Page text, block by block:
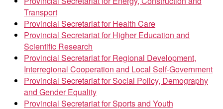
Transport
Provincial Secretariat for Health Care
Provincial Secretariat for Higher Education and
Scientific Research
Provincial Secretariat for Regional Development,
Interregional Cooperation and Local Self-Government
Provincial Secretariat for Social Policy, Demography
and Gender Equality
Provincial Secretariat for Sports and Youth